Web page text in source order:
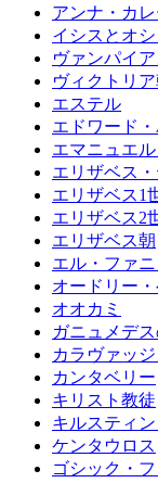
アンナ・カ
イシスとオシ
ヴァンパイ
ヴィクトリ
エステル
エドワード
エマニュエ
エリザベス
エリザベス1
エリザベス2
エリザベス朝
エル・ファ
オードリー
オオカミ
ガニュメデ
カラヴァッジ
カンタベリー
キリスト教徒
キルスティ
ケンタウロス
ゴシック・